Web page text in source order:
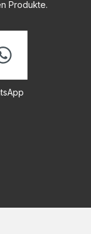
Produkte.